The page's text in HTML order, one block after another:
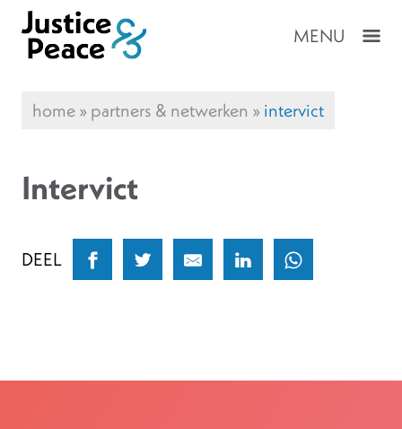
MENU
home»partners & netwerken »intervict
Intervict
DEEL